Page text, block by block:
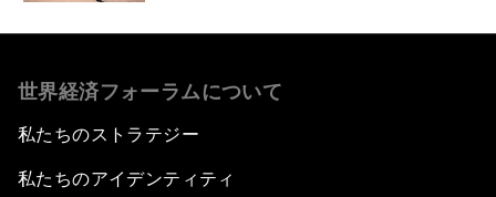
世界経済フォーラムについて
私たちのストラテジー
私たちのアイデンティティ